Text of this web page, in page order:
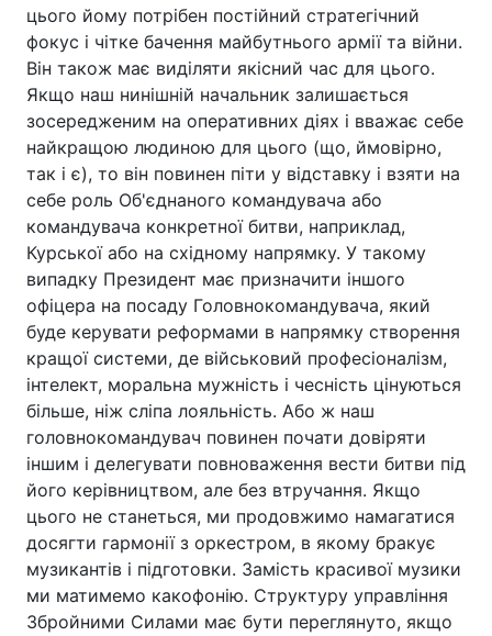
цього йому потрібен постійний стратегічний
фокус і чітке бачення майбутнього армії та війни.
Він також має виділяти якісний час для цього.
Якщо наш нинішній начальник залишається
зосередженим на оперативних діях і вважає себе
найкращою людиною для цього (що, ймовірно,
так і є), то він повинен піти у відставку і взяти на
себе роль Об'єднаного командувача або
командувача конкретної битви, наприклад,
Курської або на східному напрямку. У такому
випадку Президент має призначити іншого
офіцера на посаду Головнокомандувача, який
буде керувати реформами в напрямку створення
кращої системи, де військовий професіоналізм,
інтелект, моральна мужність і чесність цінуються
більше, ніж сліпа лояльність. Або ж наш
головнокомандувач повинен почати довіряти
іншим і делегувати повноваження вести битви під
його керівництвом, але без втручання. Якщо
цього не станеться, ми продовжимо намагатися
досягти гармонії з оркестром, в якому бракує
музикантів і підготовки. Замість красивої музики
ми матимемо какофонію. Структуру управління
Збройними Силами має бути переглянуто, якщо